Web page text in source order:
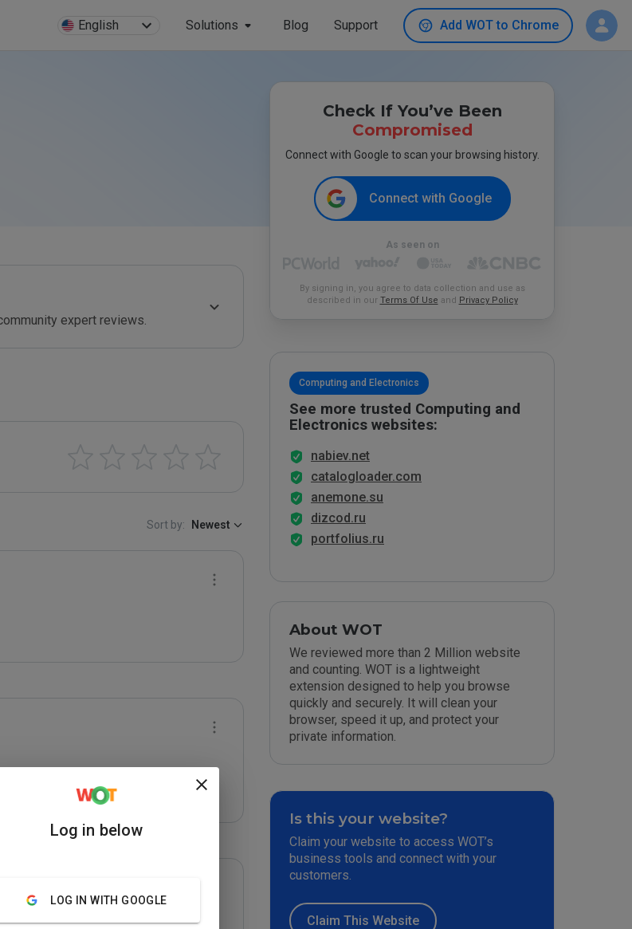
English Solutions Blog Support Add WOT to Chrome
expert reviews.
Sort by: Newest
Check If You’ve Been
Compromised
Connect with Google to scan your browsing history.
Connect with Google
As seen on
By signing in, you agree to data collection and use as
described in our Terms Of Use and Privacy Policy
Computing and Electronics
See more trusted Computing and
Electronics websites:
nabiev.net
catalogloader.com
anemone.su
dizcod.ru
portfolius.ru
About WOT
We reviewed more than 2 Million website
and counting. WOT is a lightweight
extension designed to help you browse
quickly and securely. It will clean your
browser, speed it up, and protect your
private information.
Is this your website?
Claim your website to access WOT’s
business tools and connect with your
customers.
Claim This Website
Log in below
LOG IN WITH GOOGLE